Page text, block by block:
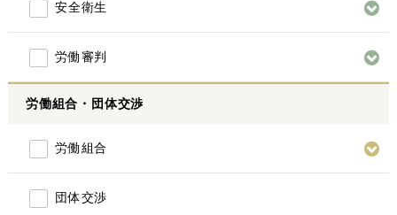
安全衛生
労働審判
労働組合・団体交渉
労働組合
団体交渉